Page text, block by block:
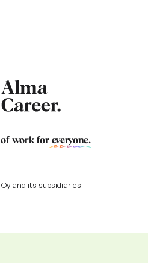
work for everyone.
and its subsidiaries